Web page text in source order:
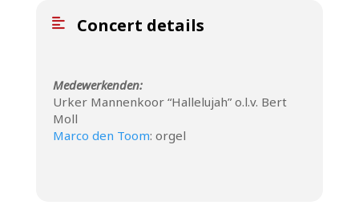
Concert details
Medewerkenden:
Urker Mannenkoor “Hallelujah” o.l.v. Bert
Moll
Marco den Toom: orgel